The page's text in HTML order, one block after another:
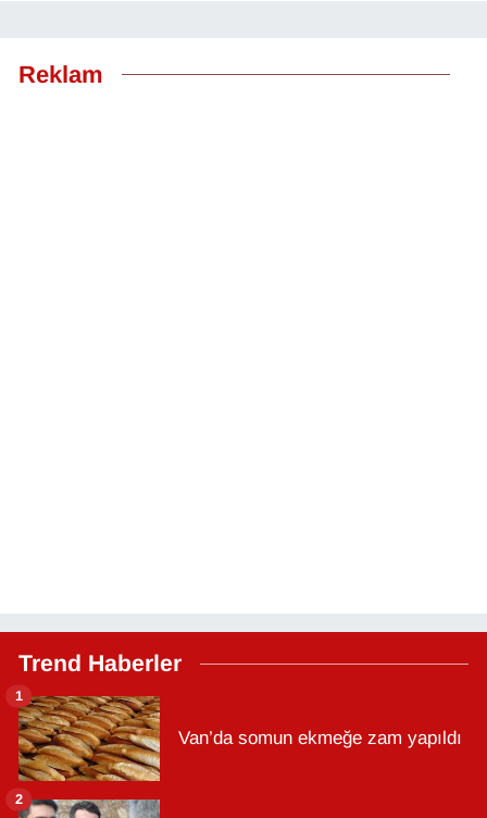
Reklam
Trend Haberler
Van’da somun ekmeğe zam yapıldı
1
2